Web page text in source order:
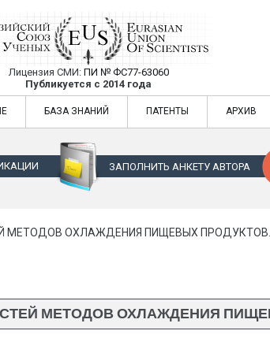
Союз Ученых —
Лицензия СМИ: ПИ № ФС77-63060
Публикуется с 2014 года
Ученых — публикация научных статей в
БАЗА ЗНАНИЙ ПАТЕНТЫ АРХИВ
ЗАПОЛНИТЬ АНКЕТУ АВТОРА
МЕТОДОВ ОХЛАЖДЕНИЯ ПИЩЕВЫХ ПРОДУКТОВ.
МЕТОДОВ ОХЛАЖДЕНИЯ